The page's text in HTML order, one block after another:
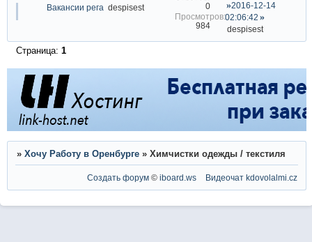
Вакансии рега despisest 0
984
2016-12-14
02:06:42
despisest
Страница: 1
» Хочу Работу в Оренбурге » Химчистки одежды / текстиля
Создать форум ©iboard.ws Видеочат kdovolalmi.cz